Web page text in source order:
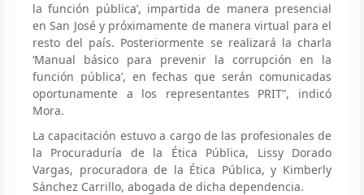
la función pública’, impartida de manera presencial
en San José y próximamente de manera virtual para el
resto del país. Posteriormente se realizará la charla
‘Manual básico para prevenir la corrupción en la
función pública’, en fechas que serán comunicadas
oportunamente a los representantes PRIT”, indicó
Mora.
La capacitación estuvo a cargo de las profesionales de
la Procuraduría de la Ética Pública, Lissy Dorado
Vargas, procuradora de la Ética Pública, y Kimberly
Sánchez Carrillo, abogada de dicha dependencia.